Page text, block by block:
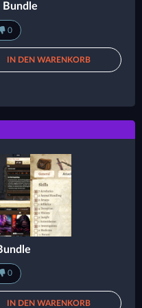
Bundle
0
IN DEN WARENKORB
0
IN DEN WARENKORB